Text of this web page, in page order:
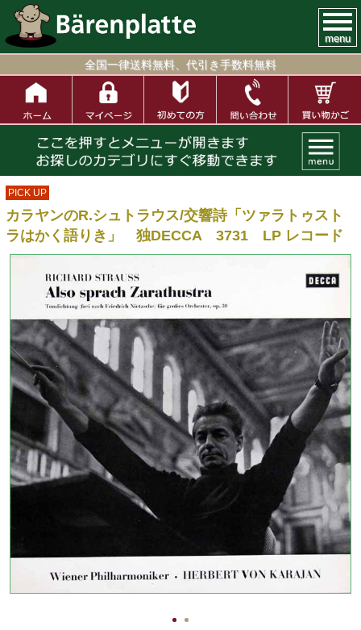
menu
全国一律送料無料、代引き手数料無料
PICK UP
カラヤンのR.シュトラウス/交響詩「ツァラトゥスト
ラはかく語りき」 独DECCA 3731 LP レコード